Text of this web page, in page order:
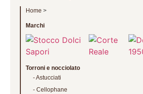
Home >
Marchi
Torroni e nocciolato
Astucciati
Cellophane